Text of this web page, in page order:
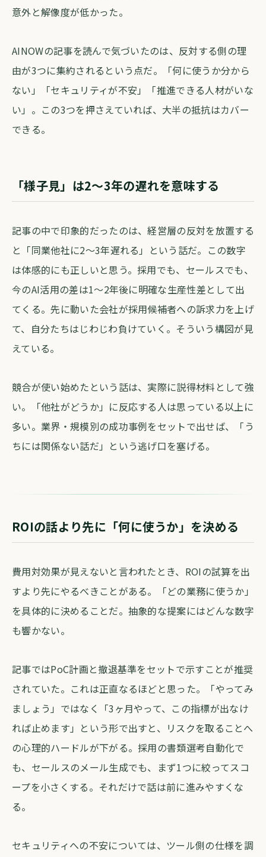
意外と解像度が低かった。
AINOWの記事を読んで気づいたのは、反対する側の理
由が3つに集約されるという点だ。「何に使うか分から
ない」「セキュリティが不安」「推進できる人材がいな
い」。この3つを押さえていれば、大半の抵抗はカバー
できる。
「様子見」は2〜3年の遅れを意味する
記事の中で印象的だったのは、経営層の反対を放置する
と「同業他社に2〜3年遅れる」という話だ。この数字
は体感的にも正しいと思う。採用でも、セールスでも、
今のAI活用の差は1〜2年後に明確な生産性差として出
てくる。先に動いた会社が採用候補者への訴求力を上げ
て、自分たちはじわじわ負けていく。そういう構図が見
えている。
競合が使い始めたという話は、実際に説得材料として強
い。「他社がどうか」に反応する人は思っている以上に
多い。業界・規模別の成功事例をセットで出せば、「う
ちには関係ない話だ」という逃げ口を塞げる。
ROIの話より先に「何に使うか」を決める
費用対効果が見えないと言われたとき、ROIの試算を出
すより先にやるべきことがある。「どの業務に使うか」
を具体的に決めることだ。抽象的な提案にはどんな数字
も響かない。
記事ではPoC計画と撤退基準をセットで示すことが推奨
されていた。これは正直なるほどと思った。「やってみ
ましょう」ではなく「3ヶ月やって、この指標が出なけ
れば止めます」という形で出すと、リスクを取ることへ
の心理的ハードルが下がる。採用の書類選考自動化で
も、セールスのメール生成でも、まず1つに絞ってスコ
ープを小さくする。それだけで話は前に進みやすくな
る。
セキュリティへの不安については、ツール側の仕様を調